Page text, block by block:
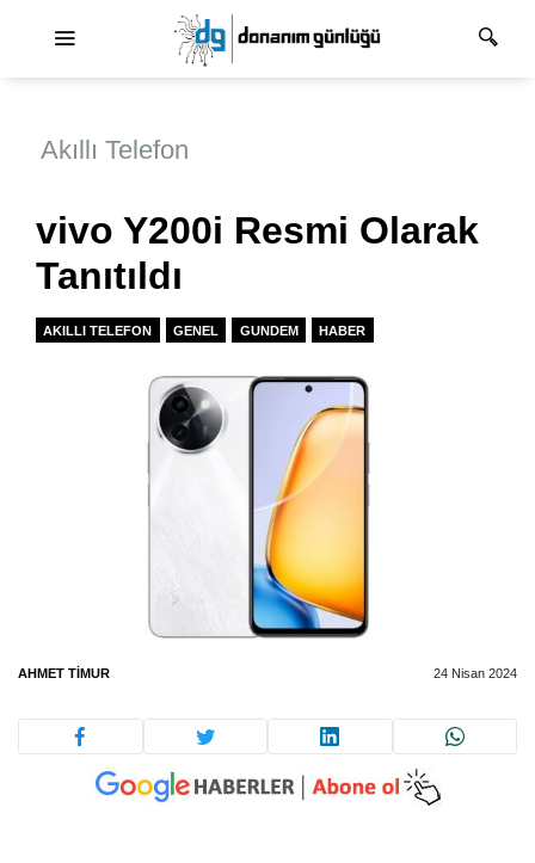
Akıllı Telefon
vivo Y200i Resmi Olarak
Tanıtıldı
AKILLI TELEFON GENEL GUNDEM HABER
AHMET TIMUR 24 Nisan 2024